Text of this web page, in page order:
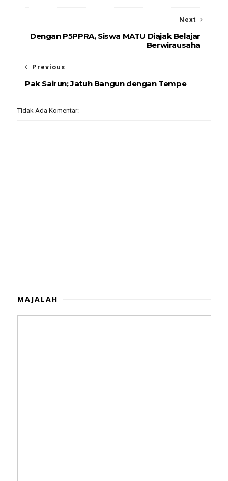
Next
Dengan P5PPRA, Siswa MATU Diajak Belajar
Berwirausaha
Previous
Pak Sairun; Jatuh Bangun dengan Tempe
Tidak Ada Komentar:
MAJALAH